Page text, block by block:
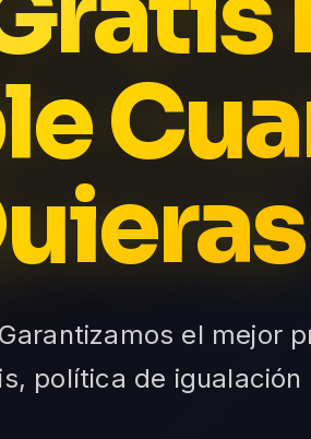
el mejor
política de